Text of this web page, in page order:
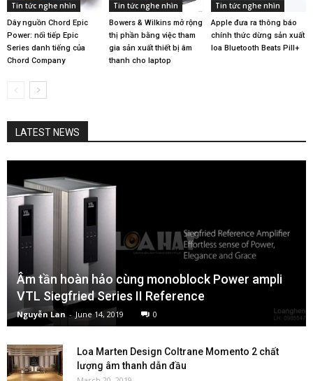
Tin tức nghe nhìn
Dây nguồn Chord Epic
Power: nối tiếp Epic
Series danh tiếng của
Chord Company
Tin tức nghe nhìn
Bowers & Wilkins mở rộng
thị phần bằng việc tham
gia sản xuất thiết bị âm
thanh cho laptop
Tin tức nghe nhìn
Apple đưa ra thông báo
chính thức dừng sản xuất
loa Bluetooth Beats Pill+
LATEST NEWS
Âm tần hoàn hảo cùng monoblock Power ampli
VTL Siegfried Series II Reference
Nguyễn Lan - June 14, 2019 0
Loa Marten Design Coltrane Momento 2 chất
lượng âm thanh dẫn đầu